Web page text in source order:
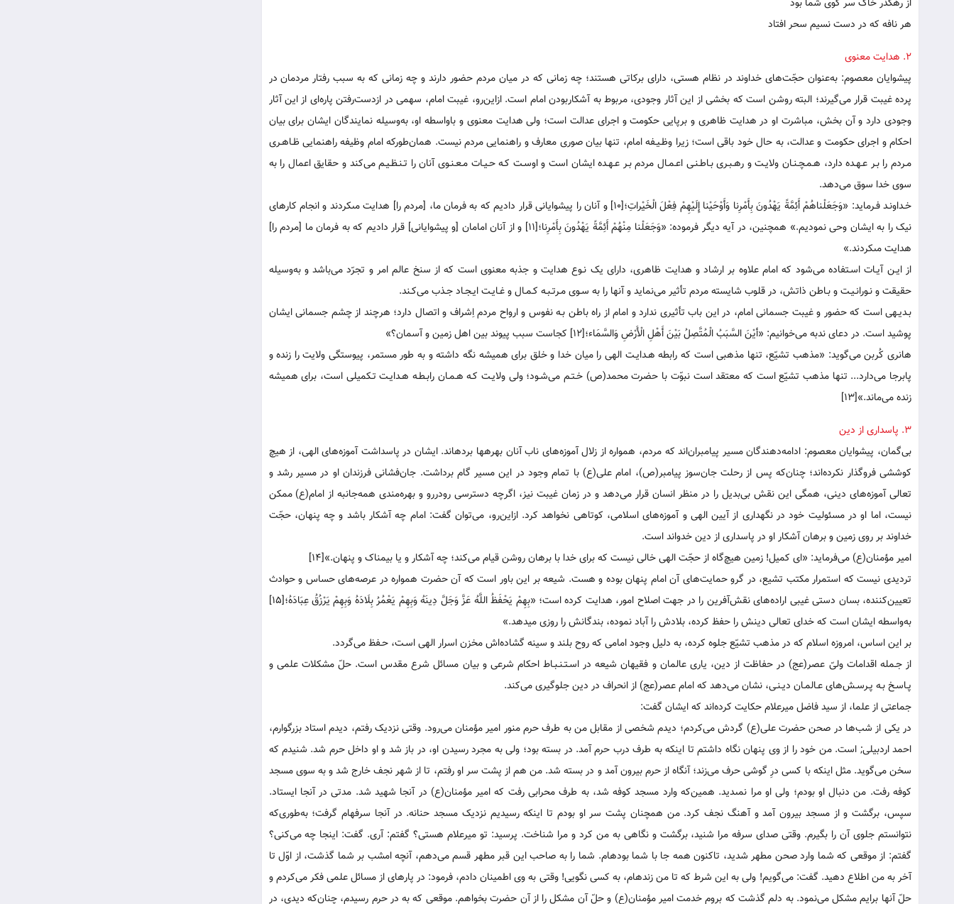
از رهگذر خاک سر کوی شما بود
هر نافه که در دست نسیم سحر افتاد
۲. هدایت معنوی
پیشوایان معصوم: به‌عنوان حجّت‌های خداوند در نظام هستی، دارای برکاتی هستند؛ چه زمانی که در میان مردم حضور دارند و چه زمانی که به سبب رفتار مردمان در
پرده غیبت قرار می‌گیرند؛ البته روشن است که بخشی از این آثار وجودی، مربوط به آشکاربودن امام است. ازاین‌رو، غیبت امام، سهمی در ازدست‌رفتن پاره‌ای از این آثار
وجودی دارد و آن بخش، مباشرت او در هدایت ظاهری و برپایی حکومت و اجرای عدالت است؛ ولی هدایت معنوی و باواسطه او، به‌وسیله نمایندگان ایشان برای بیان
احکام و اجرای حکومت و عدالت، به حال خود باقی است؛ زیرا وظـیـفه امام، تنها بیان صوری معارف و راهنمایی مردم نیست. همان‌طورکه امام وظیفه راهنمایی ظـاهـری
مـردم را بـر عـهـده دارد، هـمـچـنـان ولایـت و رهـبـری بـاطـنـی اعـمـال مردم بـر عـهـده ایشان است و اوسـت کـه حـیـات مـعـنـوی آنان را تـنـظـیـم می‌کند و حقایق اعمال را به
سوی خدا سوق می‌دهد.
خـداونـد فـرماید: «وَجَعَلْناهُمْ أَئِمَّةً يَهْدُونَ بِأَمْرِنا وَأَوْحَيْنا إِلَيْهِمْ فِعْلَ الْخَيْراتِ؛[۱۰] و آنان را پیشوایانى قرار دادیم که به فرمان ما، [مردم را] هدایت مى‏کردند و انجام کارهاى
نیک‏ را به ایشان وحی نمودیم‏.» همچنین، در آیه دیگر فرموده: «وَجَعَلْنا مِنْهُمْ أَئِمَّةً يَهْدُونَ بِأَمْرِنا؛[۱۱] و از آنان امامان [و پیشوایانى] قرار دادیم که به فرمان ما [مردم را]
هدایت مى‏کردند.»
از ایـن آیـات اسـتفاده می‌شود که امام علاوه بر ارشاد و هدایت ظاهری‌، دارای یک نـوع هدایت و جذبه معنوی است که از سنخ عالم امر و تجرّد می‌باشد و به‌وسیله
حقیقت و نـورانـیـت و بـاطن ذاتش، در قلوب شایسته مردم تأثیر می‌نماید و آنها را به سـوی مـرتـبـه کـمـال و غـایـت ایـجـاد جـذب می‌کـند.
بـدیـهی است که حضور و غیبت جسمانی امام، در این باب تأثیری ندارد و امام از راه باطن بـه نفوس و ارواح مردم اِشراف و اتصال دارد؛ هرچند از چشم جسمانی ایشان
پوشید است. در دعای ندبه می‌خوانیم: «أيْنَ‏ السَّبَبُ‏ الْمُتَّصِلُ‏ بَيْنَ‏ أَهْلِ‏ الْأَرْضِ وَالسَّمَاء؛[۱۲] کجاست سبب پیوند بین اهل زمین و آسمان؟»
هانری کُربن می‌گوید: «مذهب تشیّع، تنها مذهبی است که رابطه هـدایـت الهی را میان خدا و خلق برای همیشه نگه داشته و به طور مستمر، پیوستگی ولایت را زنده و
پابرجا می‌دارد... تنها مذهب تشیّع است که معتقد است نبوّت با حضرت محمد(ص) خـتـم می‌شـود؛ ولی ولایـت کـه هـمـان رابـطـه هـدایـت تـکمیلی است، برای همیشه
زنده می‌ماند.»[۱۳]
۳. پاسداری از دین
بی‌گمان، پیشوایان معصوم‌: ادامه‌دهندگان مسیر پیامبران‌اند که مردم، همواره از زلال آموزه‌های ناب آنان بهره‏ها برده‏اند. ایشان در پاسداشت آموزه‌های الهی، از هیچ
کوششی فروگذار نکرده‌اند؛ چنان‌که پس از رحلت جان‌سوز پیامبر(ص)، امام علی(ع) با تمام وجود در این مسیر گام برداشت. جان‌فشانی فرزندان او در مسیر رشد و
تعالی آموزه‌های دینی، همگی این نقش بی‌بدیل را در منظر انسان قرار می‌دهد و در زمان غیبت نیز، اگرچه دسترسی رودررو و بهره‌مندی همه‌جانبه از امام‌(ع) ممکن
نیست، اما او در مسئولیت خود در نگهداری از آیین الهی و آموزه‌های اسلامی، کوتاهی نخواهد کرد. ازاین‌رو، می‌توان گفت: امام چه آشکار باشد و چه پنهان، حجّت
خداوند بر روی زمین و برهان آشکار او در پاسداری از دین خدواند است.
امیر مؤمنان(ع) می‌فرماید: «ای کمیل! زمین هیچ‌گاه از حجّت الهی خالی نیست که برای خدا با برهان روشن قیام می‌کند؛ چه آشکار و یا بیمناک و پنهان.»[۱۴]
تردیدی نیست که استمرار مکتب تشیع، در گرو حمایت‌های آن امام پنهان بوده و هست. شیعه بر این باور است که آن حضرت همواره در عرصه‌های حساس و حوادث
تعیین‌کننده، بسان دستی غیبی اراده‌های نقش‌آفرین را در جهت اصلاح امور، هدایت کرده است؛ «بِهِمْ يَحْفَظُ اللَّهُ عَزَّ وَجَلَّ دِينَهُ وَبِهِمْ يَعْمُرُ بِلَادَهُ وَبِهِمْ يَرْزُقُ عِبَادَهُ؛[۱۵]
به‌واسطه ایشان است که خدای تعالی دینش را حفظ کرده، بلادش را آباد نموده، بندگانش را روزی می‏دهد.»
بر این اساس، امروزه اسلام که در مذهب تشیّع جلوه کرده‌، به دلیل وجود امامی که روح بلند و سینه گشاده‌اش مخزن اسرار الهی اسـت‌، حـفظ می‌گردد.
از جـمله اقدامات ولیّ عصر(عج) در حفاظت از دین‌، یاری عالمان و فقیهان شیعه در اسـتـنـبـاط احکام شرعی و بیان مسائل شرع مقدس است. حلّ مشکلات علمی و
پـاسـخ بـه پـرسـش‌های عـالمـان دیـنـی، نشان می‌دهد که امام عصر(عج) از انحراف در دین جلوگیری می‌کند.
جماعتى از علما، از سید فاضل میرعلام‏ حکایت کرده‌اند که ایشان گفت:
در یکى از شب‌ها در صحن حضرت علی(ع) گردش می‌کردم؛ دیدم شخصى از مقابل من به طرف حرم منور امیر مؤمنان می‌رود. وقتى نزدیک رفتم، دیدم استاد بزرگوارم،
احمد اردبیلى; است.‏ من خود را از وى پنهان نگاه داشتم تا اینکه به طرف درب حرم آمد. در بسته بود؛ ولى به مجرد رسیدن او، در باز شد و او داخل حرم شد. شنیدم که
سخن می‌گوید. مثل اینکه با کسى درِ گوشى حرف می‌زند؛ آنگاه از حرم بیرون آمد و در بسته شد. من هم از پشت سر او رفتم، تا از شهر نجف خارج شد و به سوی مسجد
کوفه رفت. من دنبال او بودم؛ ولى او مرا نمى‏دید. همین‌که وارد مسجد کوفه شد، به طرف محرابى رفت که امیر مؤمنان(ع) در آنجا شهید شد. مدتى در آنجا ایستاد.
سپس، برگشت و از مسجد بیرون آمد و آهنگ نجف کرد. من همچنان پشت سر او بودم تا اینکه رسیدیم نزدیک مسجد حنانه. در آنجا سرفه‏ام گرفت؛ به‌طورى‌که
نتوانستم جلوی آن را بگیرم. وقتى صداى سرفه‌ مرا شنید، برگشت و نگاهى به من کرد و مرا شناخت. پرسید: تو میرعلام هستى؟ گفتم: آرى. گفت: اینجا چه می‌کنى؟
گفتم: از موقعى که شما وارد صحن‏ مطهر شدید، تاکنون همه جا با شما بوده‏ام. شما را به صاحب این قبر مطهر قسم می‌دهم، آنچه امشب بر شما گذشت، از اوّل تا
آخر به من اطلاع دهید. گفت: می‌گویم! ولى به این شرط که تا من زنده‏ام، به کسى نگویی! وقتى به وى اطمینان دادم، فرمود: در پاره‏اى از مسائل علمى فکر می‌کردم و
حلّ آنها برایم مشکل می‌نمود. به دلم گذشت که بروم خدمت امیر مؤمنان‌(ع) و حلّ آن مشکل را از آن حضرت بخواهم. موقعى که به درِ حرم رسیدم، چنان‌که دیدى، درِ